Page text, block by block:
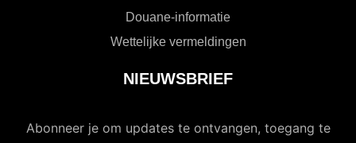
Douane-informatie
Wettelijke vermeldingen
NIEUWSBRIEF
Abonneer je om updates te ontvangen, toegang te